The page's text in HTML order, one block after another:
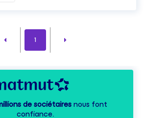
1
de sociétairesnous font
confiance.